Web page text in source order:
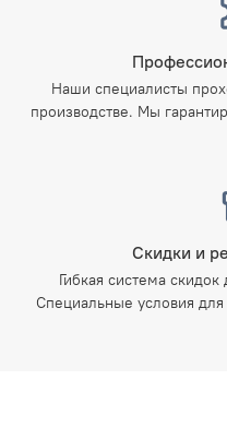
Наши специалисты
производстве. Мы
Скидки и
Гибкая система
Специальные условия